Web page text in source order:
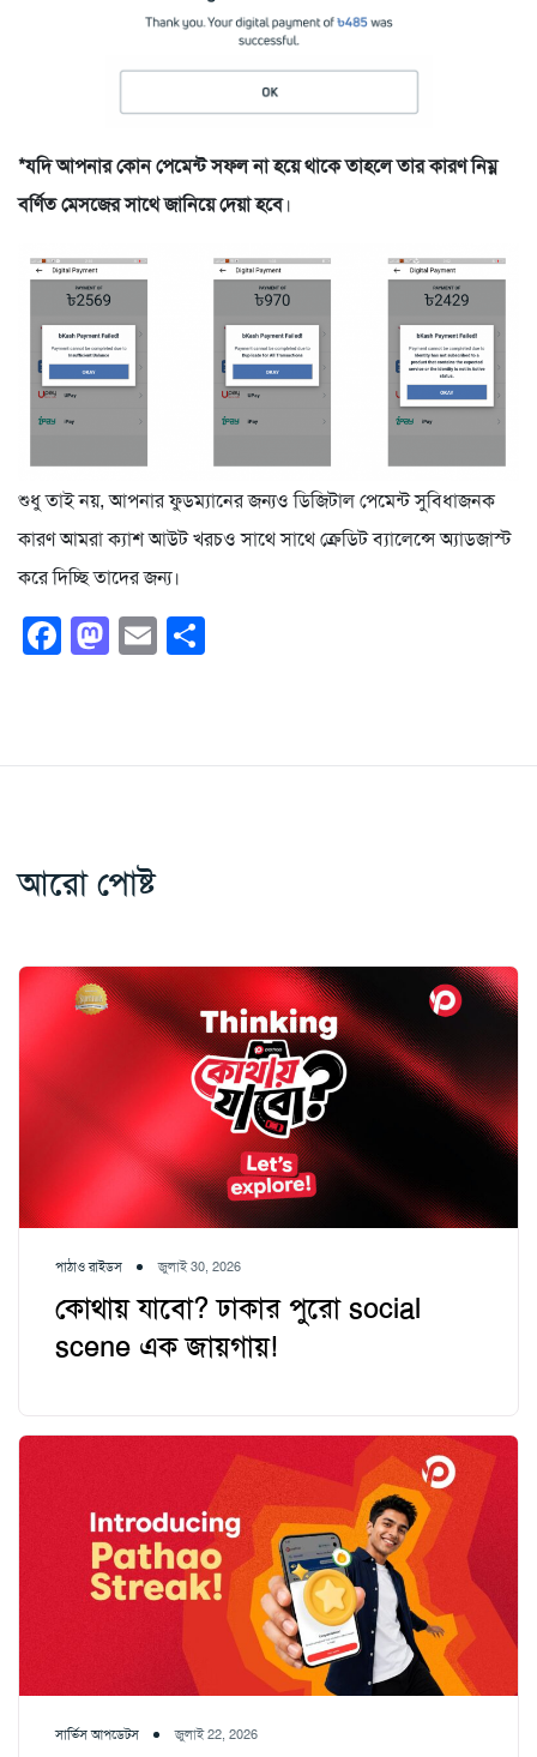
*যদি আপনার কোন পেমেন্ট সফল না হয়ে থাকে তাহলে তার কারণ নিম্ন
বর্ণিত মেসজের সাথে জানিয়ে দেয়া হবে।
শুধু তাই নয়, আপনার ফুডম্যানের জন্যও ডিজিটাল পেমেন্ট সুবিধাজনক
কারণ আমরা ক্যাশ আউট খরচও সাথে সাথে ক্রেডিট ব্যালেন্সে অ্যাডজাস্ট
করে দিচ্ছি তাদের জন্য।
Facebook
Mastodon
Email
আরো পোষ্ট
পাঠাও রাইডস জুলাই 30, 2026
কোথায় যাবো? ঢাকার পুরো social
scene এক জায়গায়!
সার্ভিস আপডেটস জুলাই 22, 2026